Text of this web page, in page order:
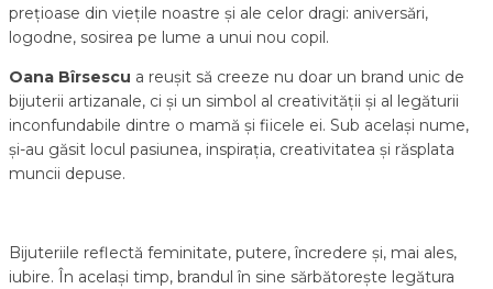
prețioase din viețile noastre și ale celor dragi: aniversări,
logodne, sosirea pe lume a unui nou copil.
Oana Bîrsescu a reușit să creeze nu doar un brand unic de
bijuterii artizanale, ci și un simbol al creativității și al legăturii
inconfundabile dintre o mamă și fiicele ei. Sub același nume,
și-au găsit locul pasiunea, inspirația, creativitatea și răsplata
muncii depuse.
Bijuteriile reflectă feminitate, putere, încredere și, mai ales,
iubire. În același timp, brandul în sine sărbătorește legătura